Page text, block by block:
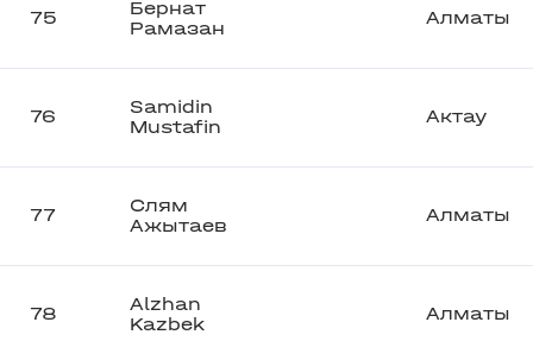
75
Бернат
Рамазан
Алматы
76
Samidin
Mustafin
Актау
77
Слям
Ажытаев
Алматы
78
Alzhan
Kazbek
Алматы